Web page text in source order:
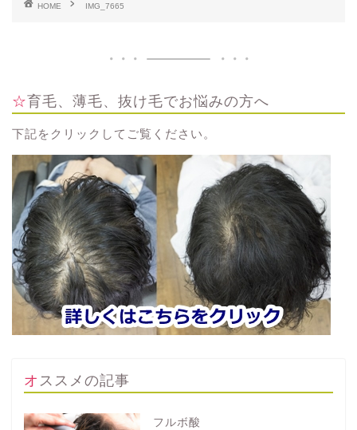
HOME IMG_7665
☆育毛、薄毛、抜け毛でお悩みの方へ
下記をクリックしてご覧ください。
オススメの記事
フルボ酸